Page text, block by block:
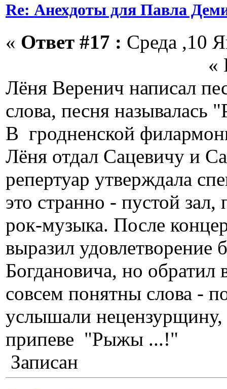
Re: Анехдоты для Павла
« Ответ #17 : Среда ,10
«
Лёня Веренич написал
слова, песня называлась
В гродненской
Лёня отдал Сацевичу и
репертуар утверждала
это странно - пустой
рок-музыка. После
выразил удовлетворение
Богдановича, но
совсем понятны слова -
услышали
припеве "Рыжы ...!"
Записан